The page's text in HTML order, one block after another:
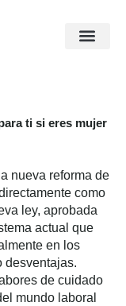
ti si eres mujer
nueva reforma de
como
ley, aprobada
actual que
en los
desventajas.
de cuidado
mundo laboral